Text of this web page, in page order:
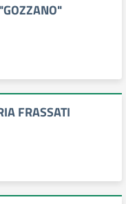
FRASSATI